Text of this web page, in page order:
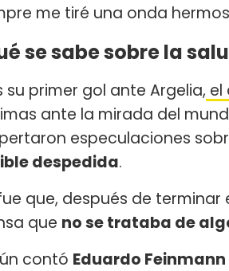
me tiré una onda
se sabe sobre la
su primer gol ante Argelia, el
ante la mirada del
especulaciones
despedida.
que, después de
que no se trataba de
contó Eduardo Feinmann